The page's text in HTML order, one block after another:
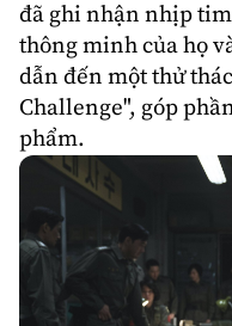
đã ghi nhận nhịp
thông minh của họ
dẫn đến một thử
Challenge", góp
phẩm.